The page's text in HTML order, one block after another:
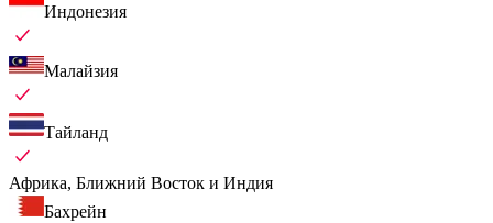
Индонезия
Малайзия
Тайланд
Африка, Ближний Восток и Индия
Бахрейн